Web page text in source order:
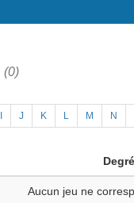
(0)
J K L M N
Aucun jeu ne